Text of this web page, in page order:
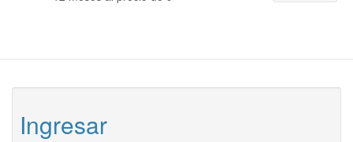
Ingresar